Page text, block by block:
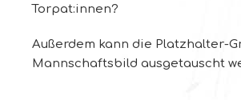
Torpat:innen?
Außerdem kann die Platzhalter-
Mannschaftsbild ausgetauscht